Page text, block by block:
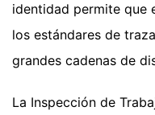
identidad permite que
los estándares de
grandes cadenas de
La Inspección de